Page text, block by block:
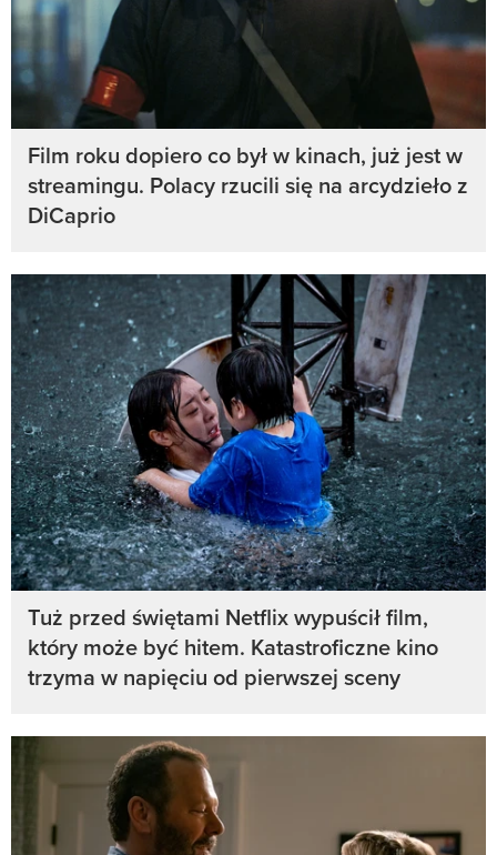
Film roku dopiero co był w kinach, już jest w
streamingu. Polacy rzucili się na arcydzieło z
DiCaprio
Tuż przed świętami Netflix wypuścił film,
który może być hitem. Katastroficzne kino
trzyma w napięciu od pierwszej sceny